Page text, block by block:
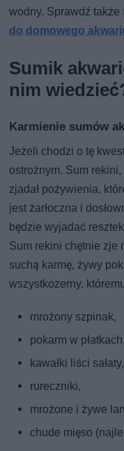
wodny. Sprawdź także
do domowego
Sumik
nim
Karmienie sumów
Jeżeli chodzi o tę
ostrożnym. Sum
zjadał pożywienia,
jest żarłoczna i
będzie wyjadać
Sum rekini chętnie zje
suchą karmę, żywy
wszystkożerny,
mrożony szpinak,
pokarm w
kawałki liści sałaty,
rureczniki,
mrożone i żywe
chude mięso